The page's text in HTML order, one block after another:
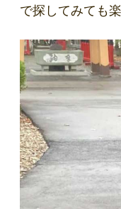
で探してみても